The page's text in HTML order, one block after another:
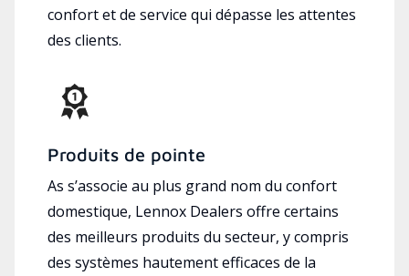
confort et de service qui dépasse les attentes
des clients.
Produits de pointe
As s’associe au plus grand nom du confort
domestique, Lennox Dealers offre certains
des meilleurs produits du secteur, y compris
des systèmes hautement efficaces de la